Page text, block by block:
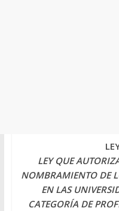
LEY QUE
NOMBRAMIENTO DE
EN LAS
CATEGORÍA DE